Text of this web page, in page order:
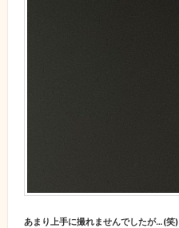
あまり上手に撮れませんでしたが…(笑)